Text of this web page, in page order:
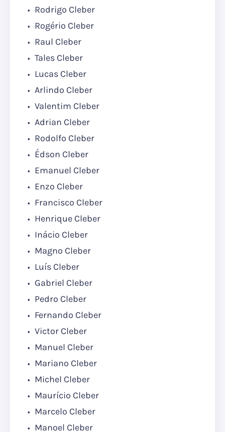
Rodrigo Cleber
Rogério Cleber
Raul Cleber
Tales Cleber
Lucas Cleber
Arlindo Cleber
Valentim Cleber
Adrian Cleber
Rodolfo Cleber
Édson Cleber
Emanuel Cleber
Enzo Cleber
Francisco Cleber
Henrique Cleber
Inácio Cleber
Magno Cleber
Luís Cleber
Gabriel Cleber
Pedro Cleber
Fernando Cleber
Victor Cleber
Manuel Cleber
Mariano Cleber
Michel Cleber
Maurício Cleber
Marcelo Cleber
Manoel Cleber